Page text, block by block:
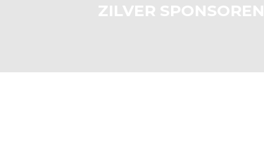
ZILVER SPONSOREN